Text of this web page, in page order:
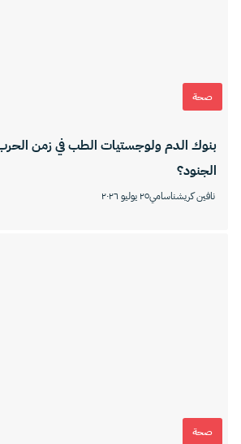
صحة
بنوك الدم ولوجستيات الطب في زمن
الجنود؟
نافين كريشناسامي٢٥ يوليو ٢٠٢٦
صحة